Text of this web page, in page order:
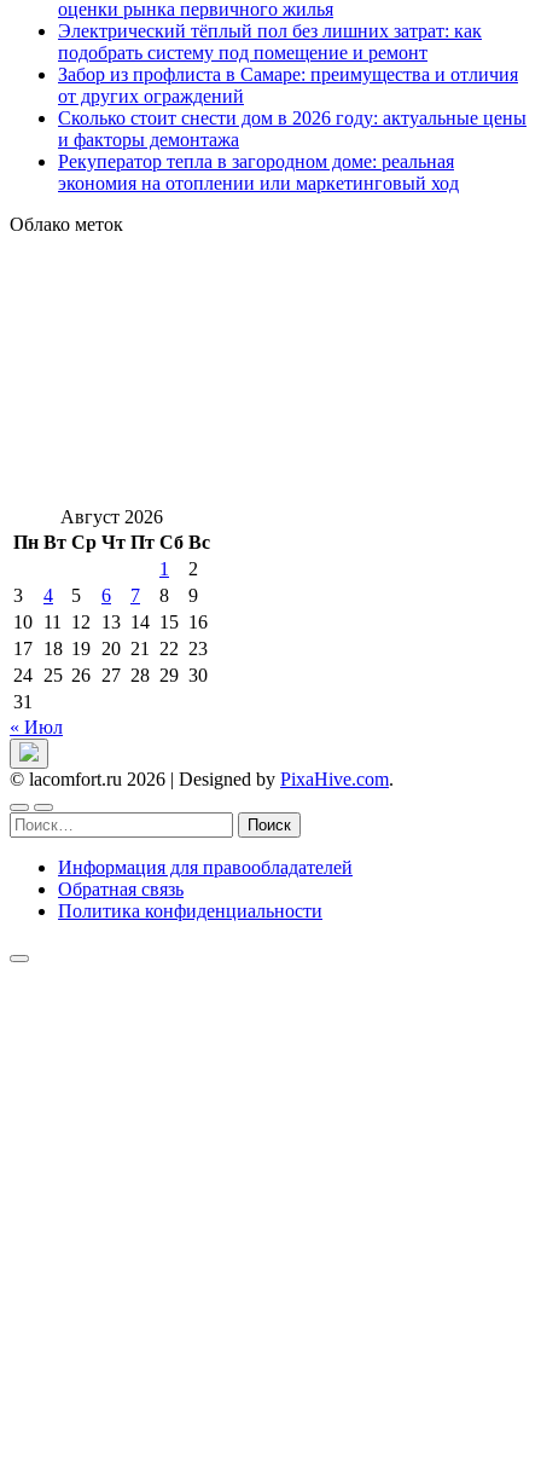
оценки рынка первичного жилья
Электрический тёплый пол без лишних затрат: как
подобрать систему под помещение и ремонт
Забор из профлиста в Самаре: преимущества и отличия
от других ограждений
Сколько стоит снести дом в 2026 году: актуальные цены
и факторы демонтажа
Рекуператор тепла в загородном доме: реальная
экономия на отоплении или маркетинговый ход
Облако меток
Август 2026
Пн Вт Ср Чт Пт Сб Вс
1
2
3
4 5 6 7 8
9
10 11 12 13 14 15 16
17 18 19 20 21 22 23
24 25 26 27 28 29 30
31
« Июл
© lacomfort.ru 2026 | Designed by PixaHive.com.
Найти:
Информация для правообладателей
Обратная связь
Политика конфиденциальности